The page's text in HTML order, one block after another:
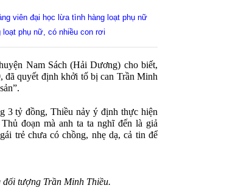
viên đại học lừa tình hàng loạt phụ nữ
phụ nữ, có nhiều con rơi
Nam Sách (Hải Dương) cho biết,
đã quyết định khởi tố bị can Trần Minh
3 tỷ đồng, Thiều nảy ý định thực hiện
đoạn mà anh ta ta nghĩ đến là giả
trẻ chưa có chồng, nhẹ dạ, cả tin để
tượng Trần Minh Thiều.